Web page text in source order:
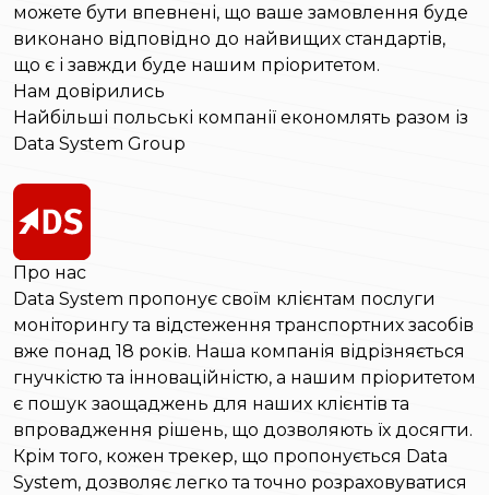
можете бути впевнені, що ваше замовлення буде
виконано відповідно до найвищих стандартів,
що є і завжди буде нашим пріоритетом.
Нам довірились
Найбільші польські компанії економлять разом із
Data System Group
Про нас
Data System пропонує своїм клієнтам послуги
моніторингу та відстеження транспортних засобів
вже понад 18 років. Наша компанія відрізняється
гнучкістю та інноваційністю, а нашим пріоритетом
є пошук заощаджень для наших клієнтів та
впровадження рішень, що дозволяють їх досягти.
Крім того, кожен трекер, що пропонується Data
System, дозволяє легко та точно розраховуватися